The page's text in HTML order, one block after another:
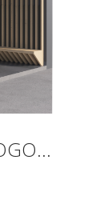
P Intrare Cu LOGO (2)